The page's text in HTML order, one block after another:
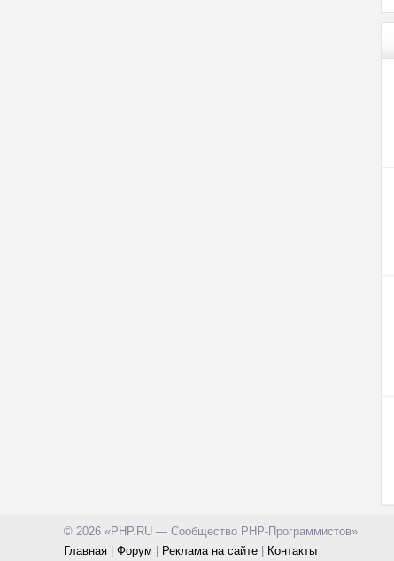
© 2026 «PHP.RU — Сообщество PHP-Программистов»
Главная
Форум Реклама на сайте Контакты